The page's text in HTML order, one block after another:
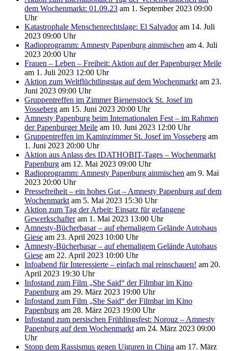
dem Wochenmarkt: 01.09.23 am 1. September 2023 09:00
Uhr
Katastrophale Menschenrechtslage: El Salvadoram 14. Juli
2023 09:00 Uhr
Radioprogramm: Amnesty Papenburg ainmischen am 4. Juli
2023 20:00 Uhr
Frauen – Leben – Freiheit: Aktion auf der Papenburger Meile
am 1. Juli 2023 12:00 Uhr
Aktion zum Weltflüchtlingstag auf dem Wochenmarkt am 23.
Juni 2023 09:00 Uhr
Gruppentreffen im Zimmer Bienenstock St. Josef im
Vosseberg am 15. Juni 2023 20:00 Uhr
Amnesty Papenburg beim Internationalen Fest – im Rahmen
der Papenburger Meile am 10. Juni 2023 12:00 Uhr
Gruppentreffen im Kaminzimmer St. Josef im Vosseberg am
1. Juni 2023 20:00 Uhr
Aktion aus Anlass des IDATHOBIT-Tages – Wochenmarkt
Papenburg am 12. Mai 2023 09:00 Uhr
Radioprogramm: Amnesty Papenburg ainmischen am 9. Mai
2023 20:00 Uhr
Pressefreiheit – ein hohes Gut – Amnesty Papenburg auf dem
Wochenmarkt am 5. Mai 2023 15:30 Uhr
Aktion zum Tag der Arbeit: Einsatz für gefangene
Gewerkschafteram 1. Mai 2023 13:00 Uhr
Amnesty-Bücherbasar – auf ehemaligem Gelände Autohaus
Giese am 23. April 2023 10:00 Uhr
Amnesty-Bücherbasar – auf ehemaligem Gelände Autohaus
Giese am 22. April 2023 10:00 Uhr
Infoabend für Interessierte – einfach mal reinschauen! am 20.
April 2023 19:30 Uhr
Infostand zum Film „She Said“ der Filmbar im Kino
Papenburg am 29. März 2023 19:00 Uhr
Infostand zum Film „She Said“ der Filmbar im Kino
Papenburg am 28. März 2023 19:00 Uhr
Infostand zum persischen Frühlingsfest: Norouz – Amnesty
Papenburg auf dem Wochenmarkt am 24. März 2023 09:00
Uhr
Stopp dem Rassismus gegen Uiguren in China am 17. März